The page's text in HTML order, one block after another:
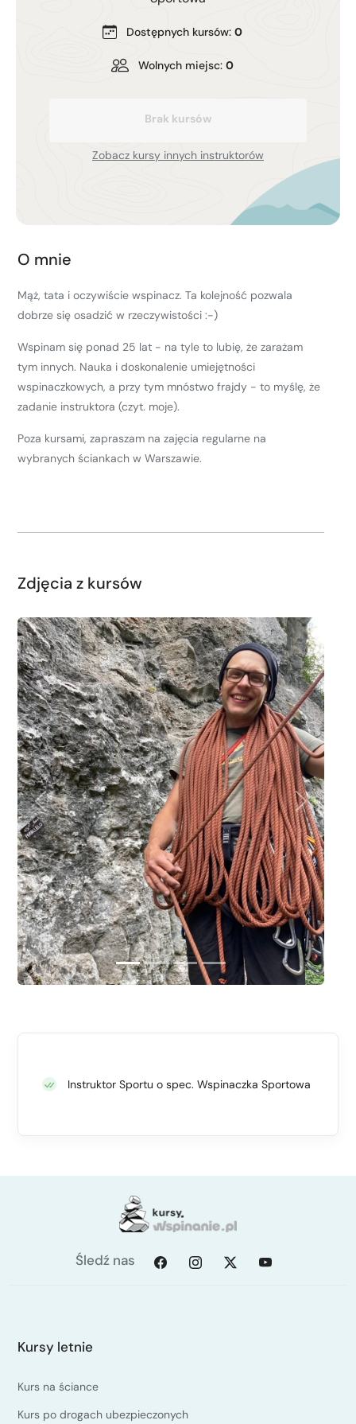
Dostępnych kursów: 0
Wolnych miejsc: 0
Brak kursów
Zobacz kursy innych instruktorów
O mnie
Mąż, tata i oczywiście wspinacz. Ta kolejność pozwala
dobrze się osadzić w rzeczywistości :-)
Wspinam się ponad 25 lat - na tyle to lubię, że zarażam
tym innych. Nauka i doskonalenie umiejętności
wspinaczkowych, a przy tym mnóstwo frajdy - to myślę, że
zadanie instruktora (czyt. moje).
Poza kursami, zapraszam na zajęcia regularne na
wybranych ściankach w Warszawie.
Zdjęcia z kursów
Poprzednie Następne
Instruktor Sportu o spec. Wspinaczka Sportowa
Śledź nas
Kursy letnie
Kurs na ściance
Kurs po drogach ubezpieczonych
Zimowy kurs taternicki